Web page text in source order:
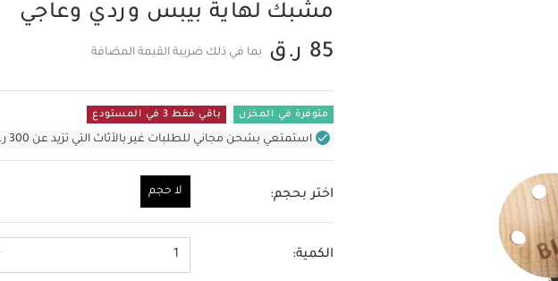
مشبك لهاية بيبس وردي وعاجي
85 ر.ق
بما في ذلك ضريبة القيمة المضافة
متوفرة في المخزن باقي فقط 3 في المستودع
استمتعي بشحن مجاني للطلبات غير بالأثاث التي تزيد عن 300 ر.ق
اختر بحجم: لا حجم
الكمية: 1